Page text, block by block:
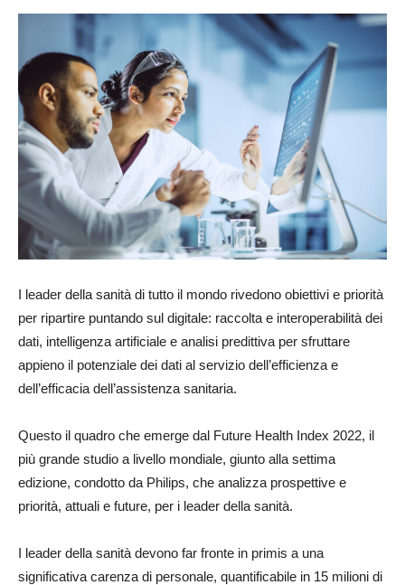
I leader della sanità di tutto il mondo rivedono obiettivi e priorità
per ripartire puntando sul digitale: raccolta e interoperabilità dei
dati, intelligenza artificiale e analisi predittiva per sfruttare
appieno il potenziale dei dati al servizio dell’efficienza e
dell’efficacia dell’assistenza sanitaria.
Questo il quadro che emerge dal Future Health Index 2022, il
più grande studio a livello mondiale, giunto alla settima
edizione, condotto da Philips, che analizza prospettive e
priorità, attuali e future, per i leader della sanità.
I leader della sanità devono far fronte in primis a una
significativa carenza di personale, quantificabile in 15 milioni di